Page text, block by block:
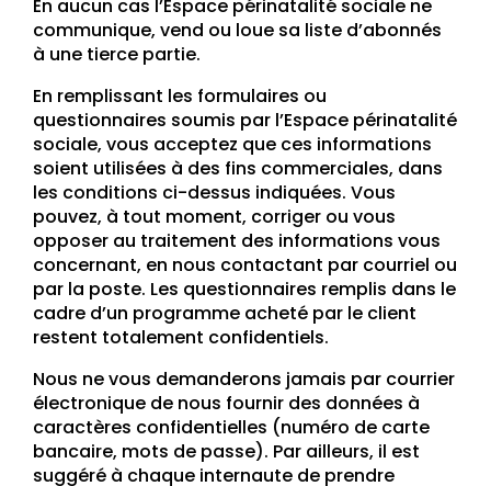
En aucun cas l’Espace périnatalité sociale ne
communique, vend ou loue sa liste d’abonnés
à une tierce partie.
En remplissant les formulaires ou
questionnaires soumis par l’Espace périnatalité
sociale, vous acceptez que ces informations
soient utilisées à des fins commerciales, dans
les conditions ci-dessus indiquées. Vous
pouvez, à tout moment, corriger ou vous
opposer au traitement des informations vous
concernant, en nous contactant par courriel ou
par la poste. Les questionnaires remplis dans le
cadre d’un programme acheté par le client
restent totalement confidentiels.
Nous ne vous demanderons jamais par courrier
électronique de nous fournir des données à
caractères confidentielles (numéro de carte
bancaire, mots de passe). Par ailleurs, il est
suggéré à chaque internaute de prendre